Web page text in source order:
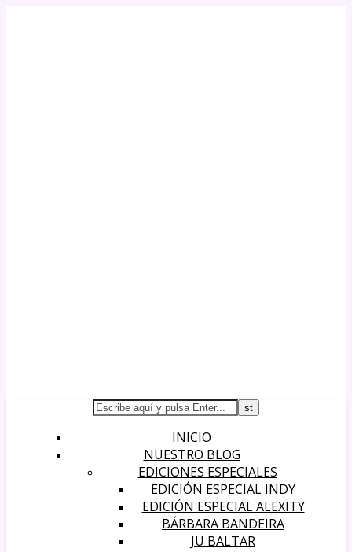
INICIO
NUESTRO BLOG
EDICIONES ESPECIALES
EDICIÓN ESPECIAL INDY
EDICIÓN ESPECIAL ALEXITY
BÁRBARA BANDEIRA
JU BALTAR